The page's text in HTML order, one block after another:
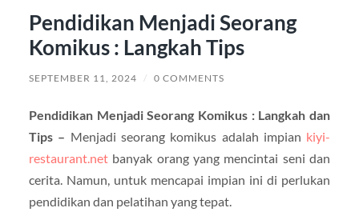
Pendidikan Menjadi Seorang
Komikus : Langkah Tips
SEPTEMBER 11, 2024 / 0 COMMENTS
Pendidikan Menjadi Seorang Komikus : Langkah dan
Tips – Menjadi seorang komikus adalah impian kiyi-
restaurant.netbanyak orang yang mencintai seni dan
cerita. Namun, untuk mencapai impian ini di perlukan
pendidikan dan pelatihan yang tepat.